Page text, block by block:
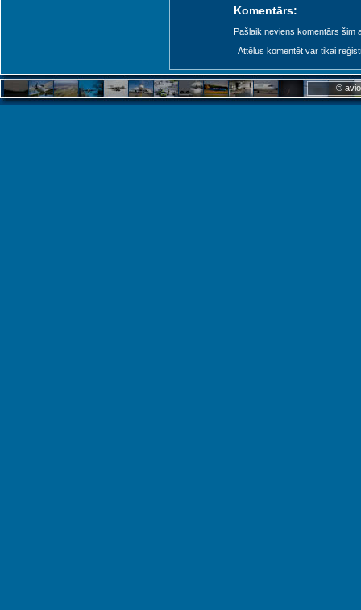
Komentārs:
Pašlaik neviens komentārs šim
Attēlus komentēt var tikai
©